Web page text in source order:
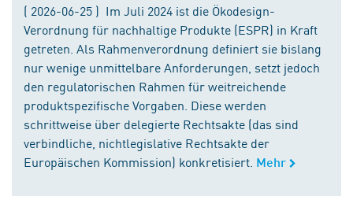
( 2026-06-25 ) Im Juli 2024 ist die Ökodesign-
Verordnung für nachhaltige Produkte (ESPR) in Kraft
getreten. Als Rahmenverordnung definiert sie bislang
nur wenige unmittelbare Anforderungen, setzt jedoch
den regulatorischen Rahmen für weitreichende
produktspezifische Vorgaben. Diese werden
schrittweise über delegierte Rechtsakte (das sind
verbindliche, nichtlegislative Rechtsakte der
Europäischen Kommission) konkretisiert. Mehr